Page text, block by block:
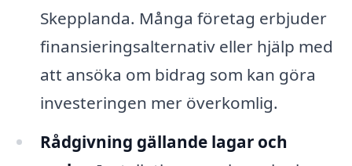
Skepplanda. Många företag erbjuder
finansieringsalternativ eller hjälp med
att ansöka om bidrag som kan göra
investeringen mer överkomlig.
Rådgivning gällande lagar och